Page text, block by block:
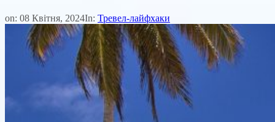
on: 08 Квітня, 2024In: Тревел-лайфхаки